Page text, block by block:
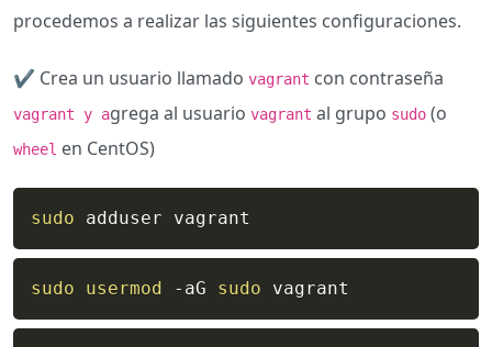
procedemos a realizar las siguientes configuraciones.
✔️ Crea un usuario llamado vagrant con contraseña
vagrant y agrega al usuario vagrant al grupo sudo (o
wheel en CentOS)
sudo adduser vagrant
sudo usermod -aG sudo vagrant